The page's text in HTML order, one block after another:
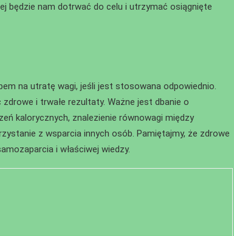
będzie nam dotrwać do celu i utrzymać osiągnięte
na utratę wagi, jeśli jest stosowana odpowiednio.
i trwałe rezultaty. Ważne jest dbanie o
kalorycznych, znalezienie równowagi między
z wsparcia innych osób. Pamiętajmy, że zdrowe
i właściwej wiedzy.